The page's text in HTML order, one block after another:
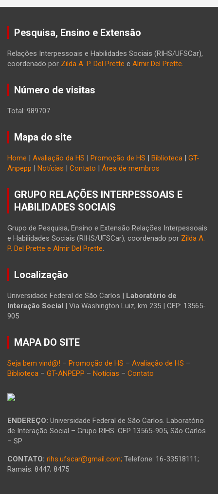
Pesquisa, Ensino e Extensão
Relações Interpessoais e Habilidades Sociais (RIHS/UFSCar),
coordenado por Zilda A. P. Del Prette e Almir Del Prette.
Número de visitas
Total: 989707
Mapa do site
Home Avaliação da HS Promoção de HS Biblioteca
GT-
Anpepp
Notícias Contato Área de membros
GRUPO RELAÇÕES INTERPESSOAIS E
HABILIDADES SOCIAIS
Grupo de Pesquisa, Ensino e Extensão Relações Interpessoais
e Habilidades Sociais (RIHS/UFSCar), coordenado por Zilda A.
P. Del Prette e Almir Del Prette.
Localização
Universidade Federal de São Carlos |
Laboratório de
Interação Social
| Via Washington Luiz, km 235 | CEP: 13565-
905
MAPA DO SITE
Seja bem vind@! – Promoção de HS – Avaliação de HS –
Biblioteca – GT-ANPEPP – Notícias – Contato
ENDEREÇO: Universidade Federal de São Carlos. Laboratório
de Interação Social – Grupo RIHS. CEP 13565-905, São Carlos
– SP
CONTATO: rihs.ufscar@gmail.com; Telefone: 16-33518111;
Ramais: 8447; 8475